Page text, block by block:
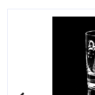
Стандартен срок за